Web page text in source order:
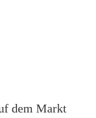
dem Markt